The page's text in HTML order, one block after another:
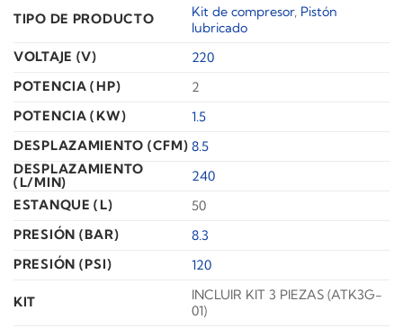
TIPO DE PRODUCTO Kit de compresor, Pistón
lubricado
VOLTAJE (V)
220
POTENCIA (HP)
2
POTENCIA (KW)
1.5
DESPLAZAMIENTO (CFM) 8.5
DESPLAZAMIENTO
(L/MIN)
240
ESTANQUE (L)
50
PRESIÓN (BAR)
8.3
PRESIÓN (PSI)
120
KIT
INCLUIR KIT 3 PIEZAS (ATK3G-
01)